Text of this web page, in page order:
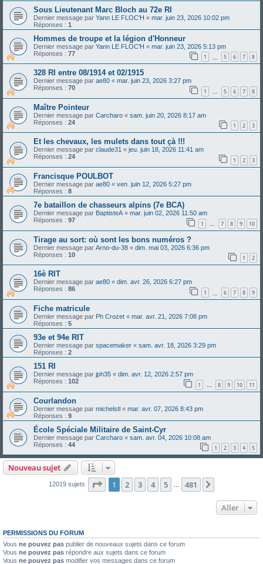
Sous Lieutenant Marc Bloch au 72e RI
Dernier message par Yann LE FLOC'H « mar. juin 23, 2026 10:02 pm
Réponses : 1
Hommes de troupe et la légion d'Honneur
Dernier message par Yann LE FLOC'H « mar. juin 23, 2026 5:13 pm
Réponses : 77 1 5 6 7 8
328 RI entre 08/1914 et 02/1915
Dernier message par ae80 « mar. juin 23, 2026 3:27 pm
Réponses : 70 1 … 5 6 7 8
Maître Pointeur
Dernier message par Carcharo « sam. juin 20, 2026 8:17 am
Réponses : 24 1 2 3
Et les chevaux, les mulets dans tout çà !!!
Dernier message par claude31 « jeu. juin 18, 2026 11:41 am
Réponses : 24 1 2 3
Francisque POULBOT
Dernier message par ae80 « ven. juin 12, 2026 5:27 pm
Réponses : 8
7e bataillon de chasseurs alpins (7e BCA)
Dernier message par BaptisteA « mar. juin 02, 2026 11:50 am
Réponses : 97 1 … 7 8 9 10
Tirage au sort: où sont les bons numéros ?
Dernier message par Arno-du-38 « dim. mai 03, 2026 6:36 pm
Réponses : 10 1 2
16è RIT
Dernier message par ae80 « dim. avr. 26, 2026 6:27 pm
Réponses : 86 1 6 7 8 9
Fiche matricule
Dernier message par Ph Crozet « mar. avr. 21, 2026 7:08 pm
Réponses : 5
93e et 94e RIT
Dernier message par spacemaker « sam. avr. 18, 2026 3:29 pm
Réponses : 2
151 RI
Dernier message par jph35 « dim. avr. 12, 2026 2:57 pm
Réponses : 102 1 … 8 9 10 11
Courlandon
Dernier message par michelstl « mar. avr. 07, 2026 8:43 pm
Réponses : 9
École Spéciale Militaire de Saint-Cyr
Dernier message par Carcharo « sam. avr. 04, 2026 10:08 am
Réponses : 44 1 2 3 4 5
Nouveau sujet
12019 sujets Page 1sur481
1 2 3 4 5 481
Aller
PERMISSIONS DU FORUM
Vous ne pouvez pas publier de nouveaux sujets dans ce forum
Vous ne pouvez pas répondre aux sujets dans ce forum
Vous ne pouvez pas modifier vos messages dans ce forum